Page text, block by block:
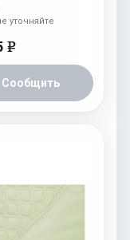
e
Сообщить
уточняйте